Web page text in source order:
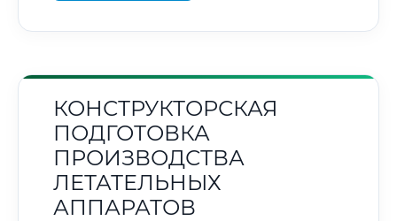
КОНСТРУКТОРСКАЯ
ПОДГОТОВКА
ПРОИЗВОДСТВА
ЛЕТАТЕЛЬНЫХ
АППАРАТОВ